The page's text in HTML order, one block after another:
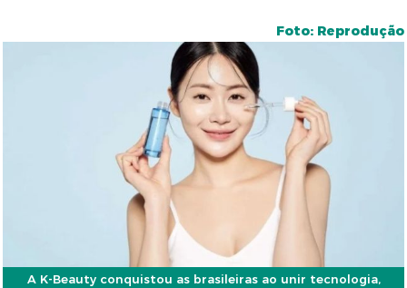
Foto: Reprodução
A K-Beauty conquistou as brasileiras ao unir tecnologia,